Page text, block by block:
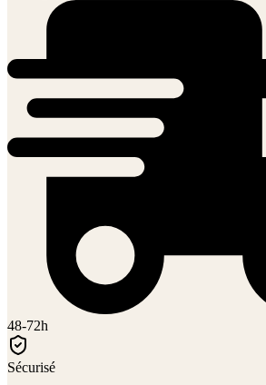
48-72h
Sécurisé